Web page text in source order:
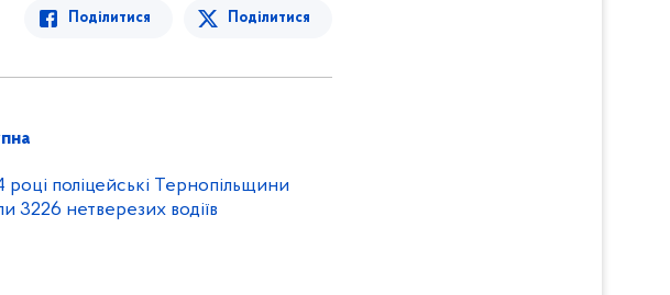
Поділитися Поділитися
році поліцейські Тернопільщини
3226 нетверезих водіїв